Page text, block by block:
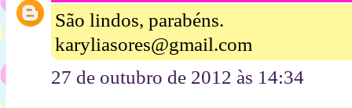
São lindos, parabéns.
karyliasores@gmail.com
27 de outubro de 2012 às 14:34